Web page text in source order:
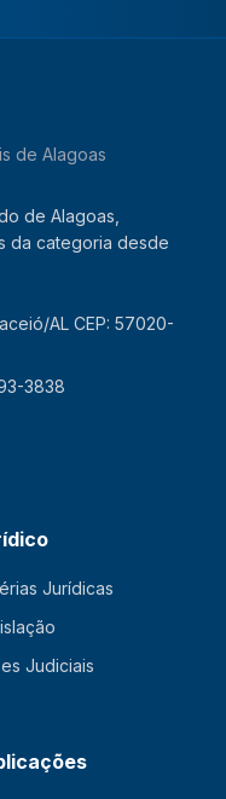
de Alagoas
de Alagoas,
da categoria desde
AL CEP: 57020-
3838
Jurídicas
Judiciais